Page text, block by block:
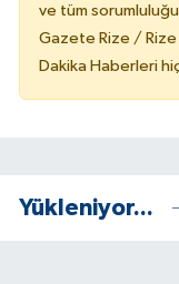
ve tüm
Gazete Rize /
Dakika Haberleri
Yükleniyor...